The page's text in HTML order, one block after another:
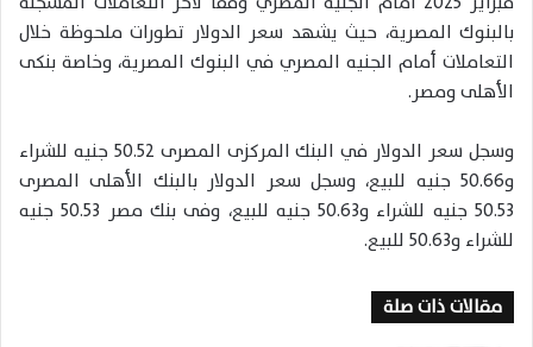
بالبنوك المصرية، حيث يشهد سعر الدولار تطورات ملحوظة خلال
التعاملات أمام الجنيه المصري في البنوك المصرية، وخاصة بنكى
الأهلى ومصر.
وسجل سعر الدولار في البنك المركزى المصرى 50.52 جنيه للشراء
و50.66 جنيه للبيع، وسجل سعر الدولار بالبنك الأهلى المصرى
50.53 جنيه للشراء و50.63 جنيه للبيع، وفى بنك مصر 50.53 جنيه
للشراء و50.63 للبيع.
مقالات ذات صلة